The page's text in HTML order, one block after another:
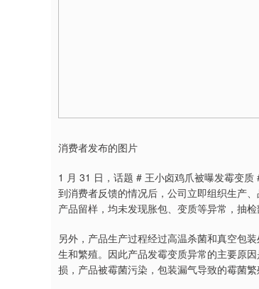
消费者发布的图片
1 月 31 日，话题 # 王小卤鸡爪被曝发霉变
到消费者反馈的情况后，公司立即组织生产
产品留样，均未发现胀包、变质等异常，抽
另外，产品生产过程经过高温杀菌和真空包
生和繁殖。因此产品发霉变质异常的主要原
损，产品被霉菌污染，包装漏气导致的霉菌繁